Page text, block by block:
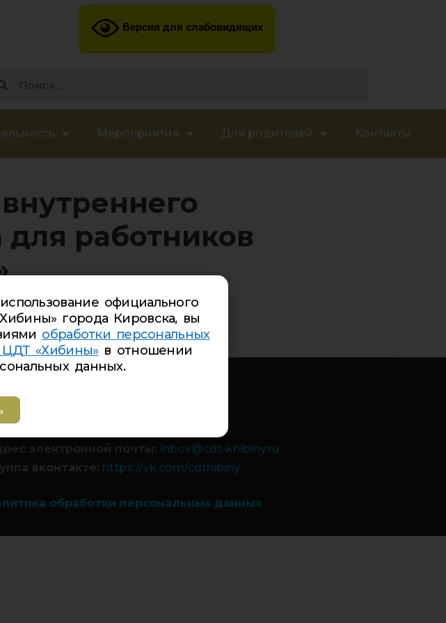
Версия для слабовидящих
Мероприятия Для родителей Контакты
для работников
Ленина 5: 5-44-85
Дзержинского 9а:
электронной почты: inbox@cdt-khibiny.ru
вконтакте: https://vk.com/cdthibiny
обработки персональных данных
официального
города Кировска, вы
обработки персональных
«Хибины» в отношении
данных.